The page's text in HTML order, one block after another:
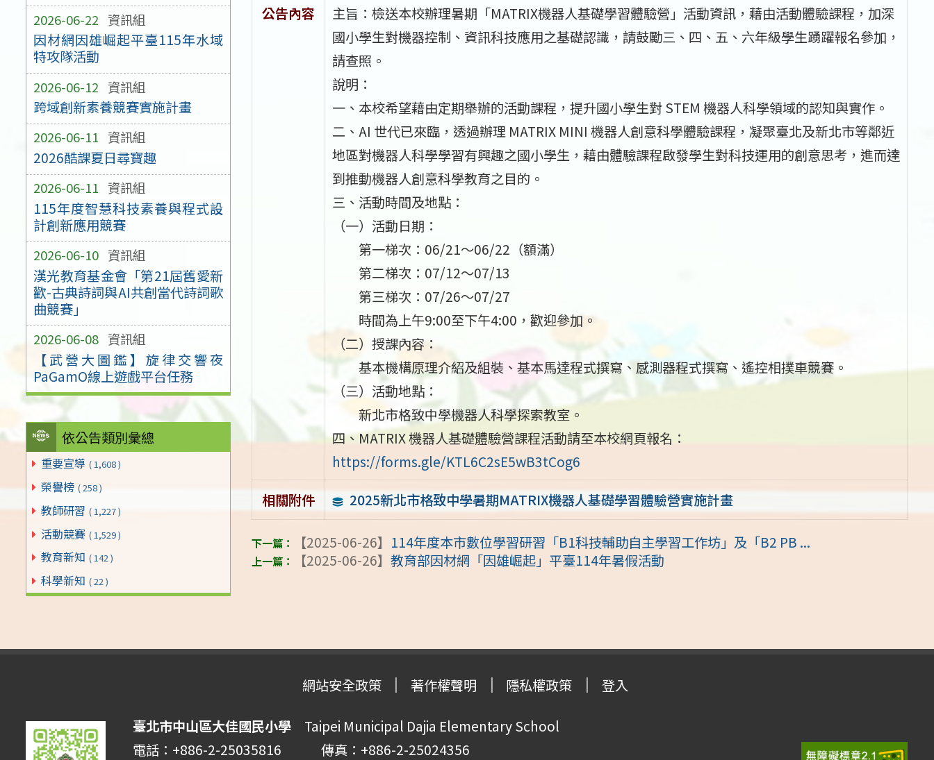
2026-06-22 資訊組
因材網因雄崛起平臺115年水域
特攻隊活動
2026-06-12 資訊組
跨域創新素養競賽實施計畫
2026-06-11 資訊組
2026酷課夏日尋寶趣
2026-06-11 資訊組
115年度智慧科技素養與程式設
計創新應用競賽
2026-06-10 資訊組
漢光教育基金會「第21屆舊愛新
歡-古典詩詞與AI共創當代詩詞歌
曲競賽」
2026-06-08 資訊組
【武營大圖鑑】旋律交響夜
PaGamO線上遊戲平台任務
依公告類別彙總
重要宣導 ( 1,608 )
榮譽榜 ( 258 )
教師研習 ( 1,227 )
活動競賽 ( 1,529 )
教育新知 ( 142 )
科學新知 ( 22 )
公告內容
主旨：檢送本校辦理暑期「MATRIX機器人基礎學習體驗營」活動資訊，藉由活動體驗課程，加深
國小學生對機器控制、資訊科技應用之基礎認識，請鼓勵三、四、五、六年級學生踴躍報名參加，
請查照。
說明：
一、本校希望藉由定期舉辦的活動課程，提升國小學生對 STEM 機器人科學領域的認知與實作。
二、AI 世代已來臨，透過辦理 MATRIX MINI 機器人創意科學體驗課程，凝聚臺北及新北市等鄰近
地區對機器人科學學習有興趣之國小學生，藉由體驗課程啟發學生對科技運用的創意思考，進而達
到推動機器人創意科學教育之目的。
三、活動時間及地點：
（一）活動日期：
第一梯次：06/21～06/22（額滿）
第二梯次：07/12～07/13
第三梯次：07/26～07/27
時間為上午9:00至下午4:00，歡迎參加。
（二）授課內容：
基本機構原理介紹及組裝、基本馬達程式撰寫、感測器程式撰寫、遙控相撲車競賽。
（三）活動地點：
新北市格致中學機器人科學探索教室。
四、MATRIX 機器人基礎體驗營課程活動請至本校網頁報名：
https://forms.gle/KTL6C2sE5wB3tCog6
相關附件
2025新北市格致中學暑期MATRIX機器人基礎學習體驗營實施計畫
【2025-06-26】 114年度本市數位學習研習「B1科技輔助自主學習工作坊」及「B2 PB ...
【2025-06-26】教育部因材網「因雄崛起」平臺114年暑假活動
網站安全政策 著作權聲明 隱私權政策 登入
臺北市中山區大佳國民小學Taipei Municipal Dajia Elementary School
電話：+886-2-25035816 傳真：+886-2-25024356